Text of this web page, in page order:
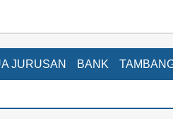
JURUSAN BANK